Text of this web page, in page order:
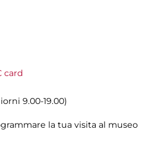
card
9.00-19.00)
la tua visita al museo